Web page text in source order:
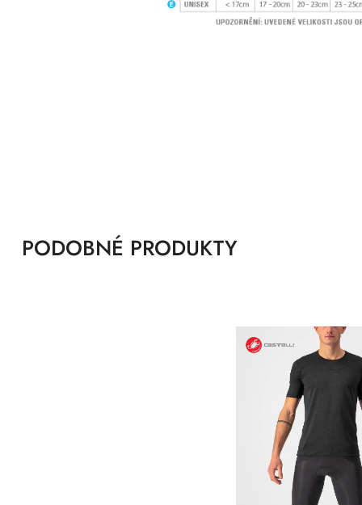
PODOBNÉ PRODUKTY